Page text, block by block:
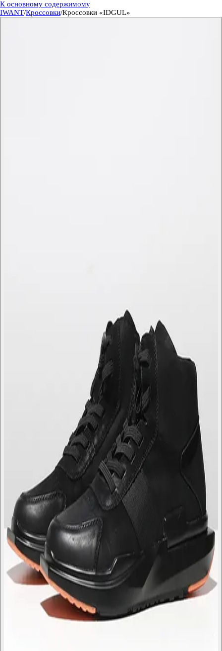
К основному содержимому
IWANT/Кроссовки/Кроссовки «IDGUL»